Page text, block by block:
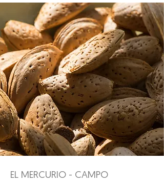
EL MERCURIO - CAMPO